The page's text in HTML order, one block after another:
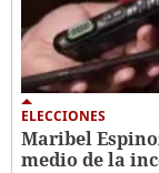
ELECCIONES
Maribel
medio de la